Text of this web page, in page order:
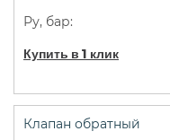
Купить в 1 клик
Клапан обратный